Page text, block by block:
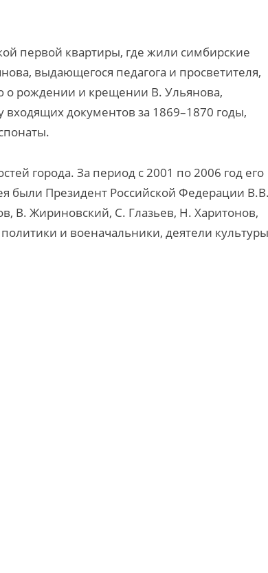
первой квартиры, где жили симбирские
выдающегося педагога и просветителя,
о рождении и крещении В. Ульянова,
документов за 1869–1870 годы,
города. За период с 2001 по 2006 год его
были Президент Российской Федерации В.В.
В. Жириновский, С. Глазьев, Н. Харитонов,
и военачальники, деятели